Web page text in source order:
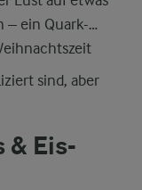
– ein Quark-
sind, aber
& Eis-